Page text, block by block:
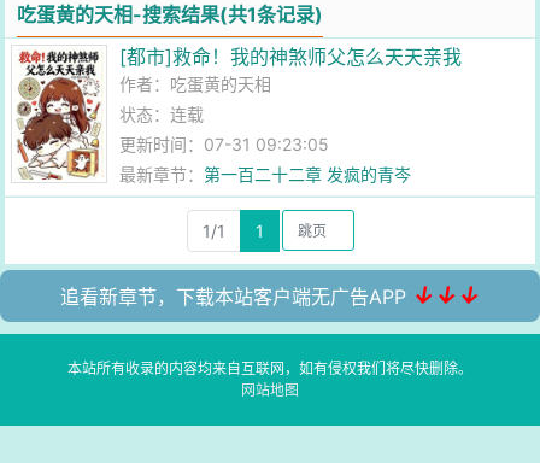
吃蛋黄的天相-搜索结果(共1条记录)
[都市]救命！我的神煞师父怎么天天亲我
作者： 吃蛋黄的天相
状态：连载
更新时间：07-31 09:23:05
最新章节：第一百二十二章 发疯的青岑
1/1 1
追看新章节，下载本站客户端无广告APP ↓↓↓
本站所有收录的内容均来自互联网，如有侵权我们将尽快删除。
网站地图